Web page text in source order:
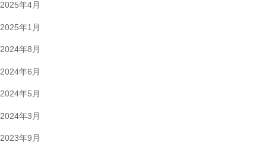
2025年4月
2025年1月
2024年8月
2024年6月
2024年5月
2024年3月
2023年9月